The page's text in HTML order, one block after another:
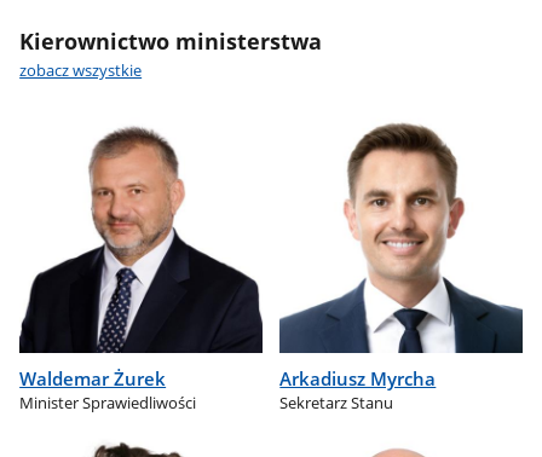
Kierownictwo ministerstwa
zobacz wszystkie
Waldemar Żurek
Minister Sprawiedliwości
Arkadiusz Myrcha
Sekretarz Stanu